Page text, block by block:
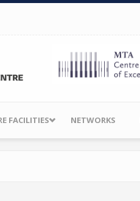
FACILITIES NETWORKS